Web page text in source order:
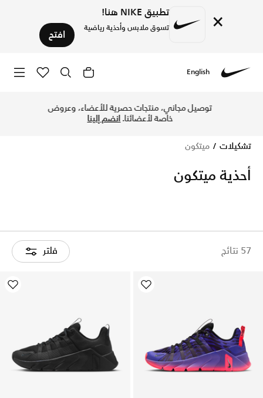
× تطبيق NIKE هنا!
تسوق ملابس وأحذية رياضية افتح
English
توصيل مجاني، منتجات حصرية للأعضاء، وعروض
خاصة لأعضائنا.انضم إلينا
تشكيلات ميتكون
أحذية ميتكون
57 نتائج فلتر